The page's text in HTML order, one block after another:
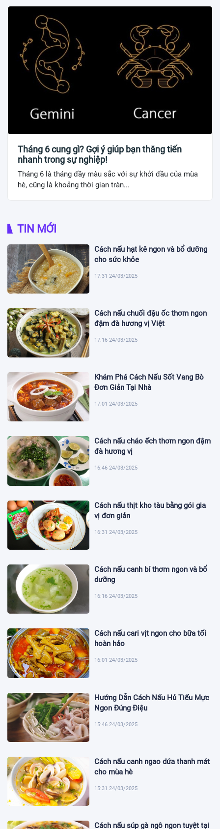
Tháng 6 cung gì? Gợi ý giúp bạn thăng tiến
nhanh trong sự nghiệp!
Tháng 6 là tháng đầy màu sắc với sự khởi đầu của mùa
hè, cũng là khoảng thời gian tràn...
TIN MỚI
Cách nấu hạt kê ngon và bổ dưỡng
cho sức khỏe
17:31 24/03/2025
Cách nấu chuối đậu ốc thơm ngon
đậm đà hương vị Việt
17:16 24/03/2025
Khám Phá Cách Nấu Sốt Vang Bò
Đơn Giản Tại Nhà
17:01 24/03/2025
Cách nấu cháo ếch thơm ngon đậm
đà hương vị
16:46 24/03/2025
Cách nấu thịt kho tàu bằng gói gia
vị đơn giản
16:31 24/03/2025
Cách nấu canh bí thơm ngon và bổ
dưỡng
16:16 24/03/2025
Cách nấu cari vịt ngon cho bữa tối
hoàn hảo
16:01 24/03/2025
Hướng Dẫn Cách Nấu Hủ Tiếu Mực
Ngon Đúng Điệu
15:46 24/03/2025
Cách nấu canh ngao dứa thanh mát
cho mùa hè
15:31 24/03/2025
Cách nấu súp gà ngô ngon tuyệt tại